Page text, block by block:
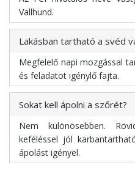
Vallhund.
Lakásban tartható a svéd
Megfelelő napi mozgással
és feladatot igénylő fajta.
Sokat kell ápolni a szőrét?
Nem különösebben.
keféléssel jól
ápolást igényel.